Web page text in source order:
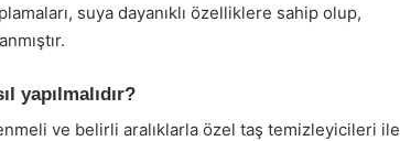
suya dayanıklı özelliklere sahip olup,
yapılmalıdır?
ve belirli aralıklarla özel taş temizleyicileri ile